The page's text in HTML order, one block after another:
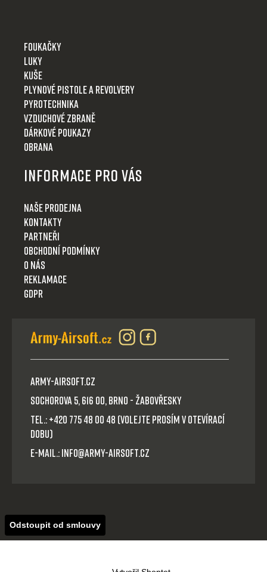
Foukačky
Luky
Kuše
Plynové pistole a revolvery
Pyrotechnika
Vzduchové zbraně
Dárkové poukazy
Obrana
Informace pro Vás
Naše prodejna
Kontakty
Partneři
Obchodní podmínky
O nás
Reklamace
GDPR
Army-Airsoft.cz
Sochorova 5, 616 00, Brno - Žabovřesky
Tel.: +420 775 48 00 48 (volejte prosím v otevírací
dobu)
E-mail.: info@army-airsoft.cz
Odstoupit od smlouvy